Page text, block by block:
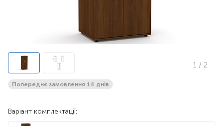
1/ 2
Попереднє замовлення 14 днів
Варіант комплектації: